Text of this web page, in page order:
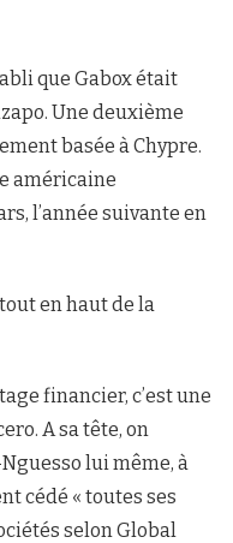
que Gabox était
Une deuxième
basée à Chypre.
américaine
l’année suivante en
en haut de la
financier, c’est une
A sa tête, on
lui même, à
cédé « toutes ses
selon Global